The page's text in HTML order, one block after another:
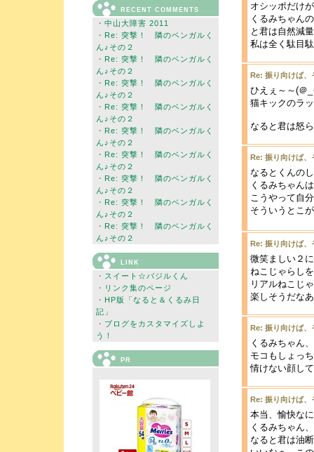
RECENT COMMENTS
・ 中山大障害 2011
・ Re: 突撃！ 隣のベンガルく
ん♪その２
・ Re: 突撃！ 隣のベンガルく
ん♪その２
・ Re: 突撃！ 隣のベンガルく
ん♪その２
・ Re: 突撃！ 隣のベンガルく
ん♪その２
・ Re: 突撃！ 隣のベンガルく
ん♪その２
・ Re: 突撃！ 隣のベンガルく
ん♪その２
・ Re: 突撃！ 隣のベンガルく
ん♪その２
・ Re: 突撃！ 隣のベンガルく
ん♪その２
・ Re: 突撃！ 隣のベンガルく
ん♪その２
LINK
・ スイート☆バジルくん
・ リンク集のページ
・ HP版「なると＆くるみ日
記」
・ ブログをカスタマイズしよ
う！
PR
オシッポだけ
くるみちゃん
と君は自然減
私は全く駄目
Re: 振り向けば
ひえぇ～～(＠
猫キックのラ
なると君は怒
Re: 振り向けば
なるとくんの
くるみちゃん
こうやって自
そういうとこ
Re: 振り向けば
微笑ましい２
ねこじゃらし
リアルねこじ
楽しそうだな
Re: 振り向けば
くるみちゃん
モコもしょっ
情けない顔し
Re: 振り向けば
本当、愉快な
くるみちゃん
なると君は油